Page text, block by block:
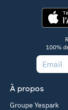
100%
À propos
Groupe Yespark